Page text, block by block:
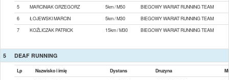
5
MARCINIAK GRZEGORZ 5km / M50
BIEGOWY WARIAT RUNNING TEAM
6
ŁOJEWSKI MARCIN 5km / M30
BIEGOWY WARIAT RUNNING TEAM
7
KOŹLICZAK PATRICK 15km / M30 BIEGOWY WARIAT RUNNING TEAM
5 DEAF RUNNING
Lp Nazwisko i imię Dystans Druzyna